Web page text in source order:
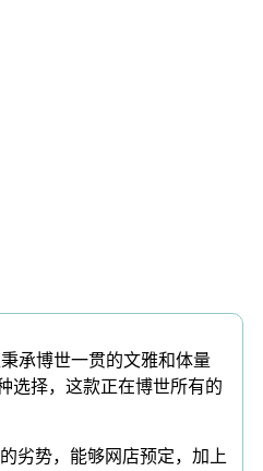
承博世一贯的文雅和体量
选择，这款正在博世所有的
劣势，能够网店预定，加上